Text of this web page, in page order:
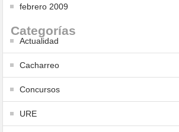
febrero 2009
Categorías
Actualidad
Cacharreo
Concursos
URE